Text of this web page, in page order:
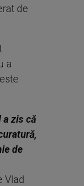
de
a
a zis că
de
Vlad